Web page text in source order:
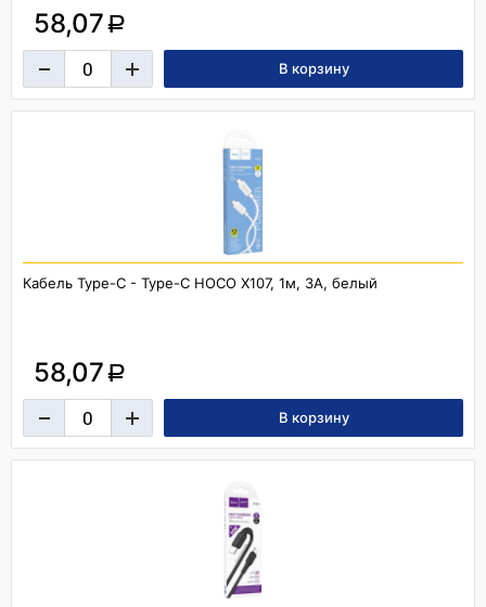
58,07 a
Кабель Type-C - Type-C HOCO X107, 1м, 3A, белый
58,07 a